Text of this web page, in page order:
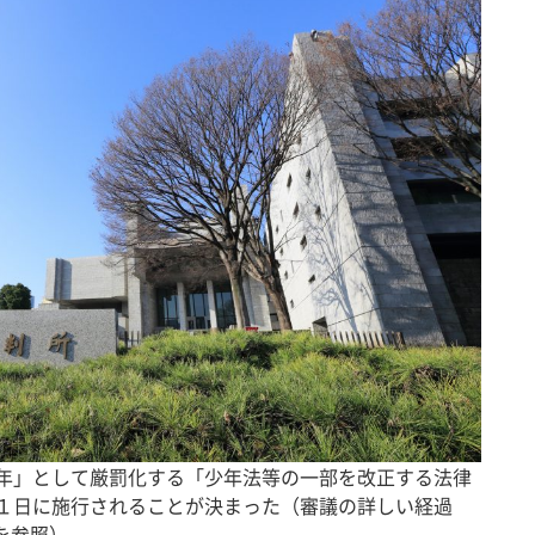
として厳罰化する「少年法等の一部を改正する法律
日に施行されることが決まった（審議の詳しい経過